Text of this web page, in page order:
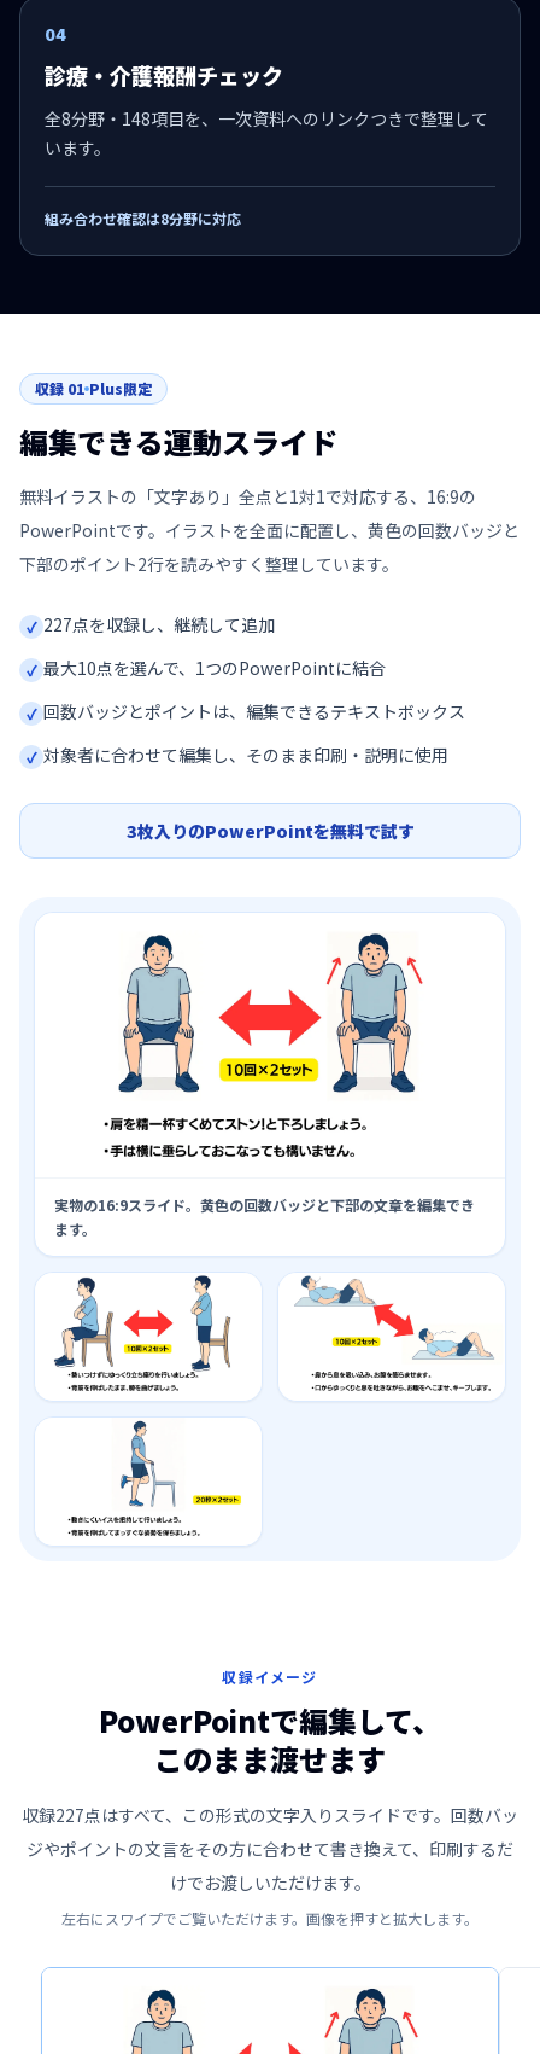
04
診療・介護報酬チェック
全8分野・148項目を、一次資料へのリンクつきで整理して
います。
組み合わせ確認は8分野に対応
収録 01 Plus限定
編集できる運動スライド
無料イラストの「文字あり」全点と1対1で対応する、16:9の
PowerPointです。イラストを全面に配置し、黄色の回数バッジと
下部のポイント2行を読みやすく整理しています。
✓ 227点を収録し、継続して追加
✓ 最大10点を選んで、1つのPowerPointに結合
✓ 回数バッジとポイントは、編集できるテキストボックス
✓ 対象者に合わせて編集し、そのまま印刷・説明に使用
3枚入りのPowerPointを無料で試す
実物の16:9スライド。黄色の回数バッジと下部の文章を編集でき
ます。
収録イメージ
PowerPointで編集して、
このまま渡せます
収録227点はすべて、この形式の文字入りスライドです。回数バッ
ジやポイントの文言をその方に合わせて書き換えて、印刷するだ
けでお渡しいただけます。
左右にスワイプでご覧いただけます。画像を押すと拡大します。